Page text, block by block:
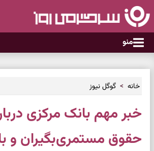
منو
خانه گوگل نیوز
خبر مهم بانک مرکزی
حقوق مستمری‌بگیران و